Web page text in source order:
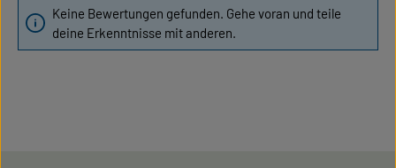
Keine Bewertungen gefunden. Gehe voran und teile
deine Erkenntnisse mit anderen.